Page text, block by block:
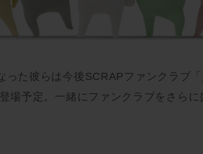
った彼らは今後SCRAPファンクラブ
場予定。一緒にファンクラブをさらに